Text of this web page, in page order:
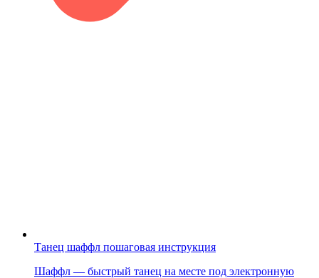
Танец шаффл пошаговая инструкция
Шаффл — быстрый танец на месте под электронную